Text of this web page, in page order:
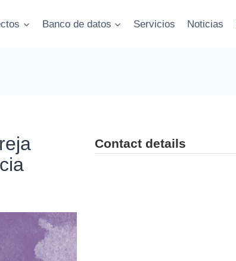
Banco de datos Servicios Noticias
Contact details